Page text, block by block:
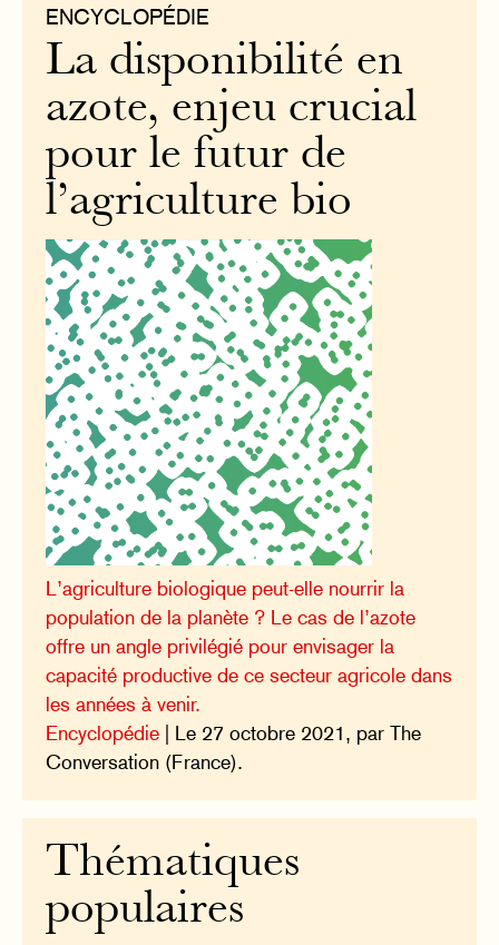
ENCYCLOPÉDIE
La disponibilité en
azote, enjeu crucial
pour le futur de
l’agriculture bio
L’agriculture biologique peut-elle nourrir la
population de la planète ? Le cas de l’azote
offre un angle privilégié pour envisager la
capacité productive de ce secteur agricole dans
les années à venir.
Encyclopédie | Le 27 octobre 2021, par The
Conversation (France).
Thématiques
populaires